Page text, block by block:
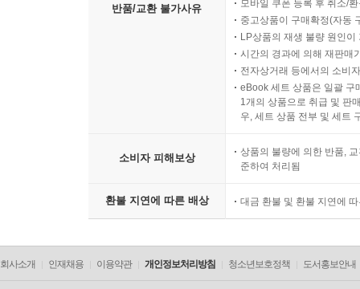
반품/교환 불가사유
모바일 쿠폰 등록 후 취소/
중고상품이 구매확정(자동
LP상품의 재생 불량 원인
시간의 경과에 의해 재판매
전자상거래 등에서의 소비
eBook 세트 상품은 일괄 구
1개의 상품으로 취급 및 판
우, 세트 상품 전부 및 세트
소비자 피해보상
상품의 불량에 의한 반품,
준하여 처리됨
환불 지연에 따른 배상 대금 환불 및 환불 지연에
회사소개 인재채용 이용약관 개인정보처리방침 청소년보호정책 도서홍보안내